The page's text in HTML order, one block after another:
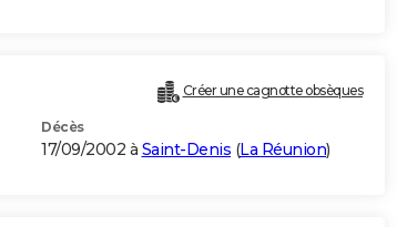
Créer une cagnotte obsèques
Décès
17/09/2002 à Saint-Denis (La Réunion)